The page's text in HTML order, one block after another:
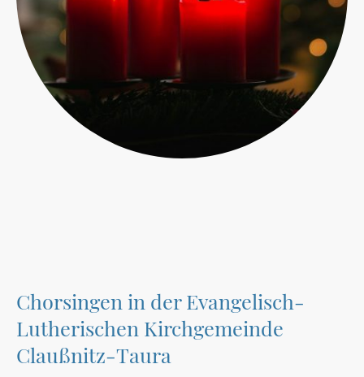
Chorsingen in der Evangelisch-
Lutherischen Kirchgemeinde
Claußnitz-Taura